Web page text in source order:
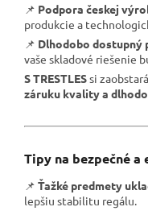
📌 Podpora českej
produkcie a
📌 Dlhodobo dostupný
vaše skladové riešenie
S TRESTLESsi
záruku kvality a
Tipy na bezpečné
📌 Ťažké predmety
lepšiu stabilitu regálu.